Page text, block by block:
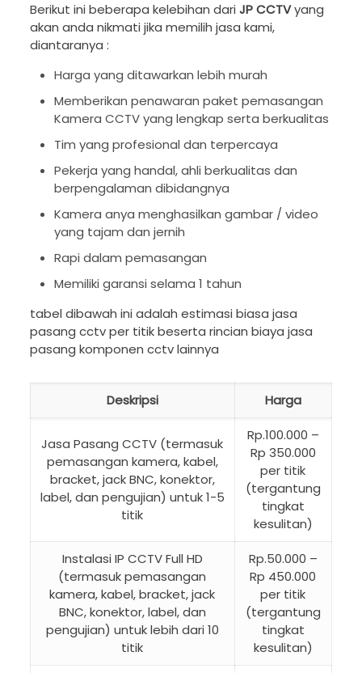
Berikut ini beberapa kelebihan dari JP CCTVyang
akan anda nikmati jika memilih jasa kami,
diantaranya :
Harga yang ditawarkan lebih murah
Memberikan penawaran paket pemasangan
Kamera CCTV yang lengkap serta berkualitas
Tim yang profesional dan terpercaya
Pekerja yang handal, ahli berkualitas dan
berpengalaman dibidangnya
Kamera anya menghasilkan gambar / video
yang tajam dan jernih
Rapi dalam pemasangan
Memiliki garansi selama 1 tahun
tabel dibawah ini adalah estimasi biasa jasa
pasang cctv per titik beserta rincian biaya jasa
pasang komponen cctv lainnya
Deskripsi Harga
Jasa Pasang CCTV (termasuk
pemasangan kamera, kabel,
bracket, jack BNC, konektor,
label, dan pengujian) untuk 1-5
titik
Rp.100.000 –
Rp 350.000
per titik
(tergantung
tingkat
kesulitan)
Instalasi IP CCTV Full HD
(termasuk pemasangan
kamera, kabel, bracket, jack
BNC, konektor, label, dan
pengujian) untuk lebih dari 10
titik
Rp.50.000 –
Rp 450.000
per titik
(tergantung
tingkat
kesulitan)